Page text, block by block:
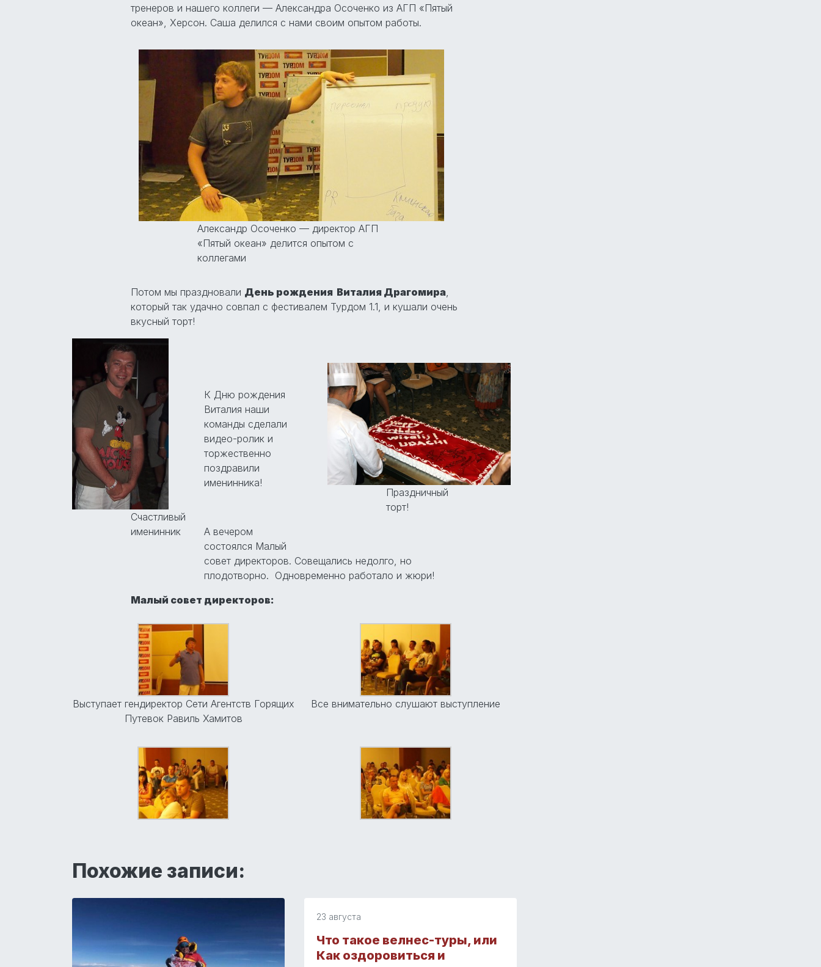
тренеров и нашего коллеги — Александра Осоченко из АГП «Пятый
океан», Херсон. Саша делился с нами своим опытом работы.
Александр Осоченко — директор АГП
«Пятый океан» делится опытом с
коллегами
Потом мы праздновали День рождения Виталия Драгомира,
который так удачно совпал с фестивалем Турдом 1.1, и кушали очень
вкусный торт!
Счастливый
именинник
Праздничный
торт!
К Дню рождения
Виталия наши
команды сделали
видео-ролик и
торжественно
поздравили
именинника!
А вечером
состоялся Малый
совет директоров. Совещались недолго, но
плодотворно. Одновременно работало и жюри!
Малый совет директоров:
Выступает гендиректор Сети Агентств Горящих
Путевок Равиль Хамитов
Все внимательно слушают выступление
Похожие записи:
23 августа
Что такое велнес-туры, или
Как оздоровиться и